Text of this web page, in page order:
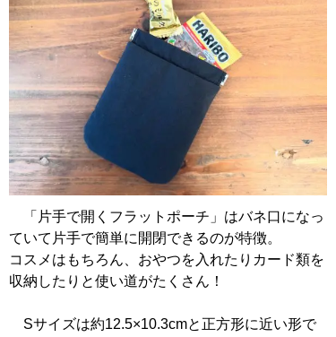
「片手で開くフラットポーチ」はバネ口になっ
ていて片手で簡単に開閉できるのが特徴。
コスメはもちろん、おやつを入れたりカード類を
収納したりと使い道がたくさん！
Sサイズは約12.5×10.3cmと正方形に近い形で